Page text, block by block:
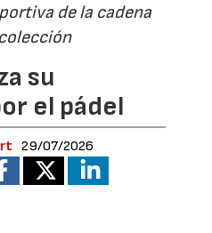
de la cadena
su
el pádel
29/07/2026